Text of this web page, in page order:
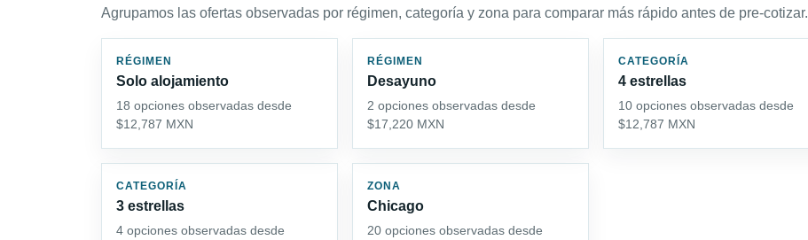
Agrupamos las ofertas observadas por régimen, categoría y zona para comparar más rápido antes de pre-cotizar.
RÉGIMEN
Solo alojamiento
18 opciones observadas desde
$12,787 MXN
RÉGIMEN
Desayuno
2 opciones observadas desde
$17,220 MXN
CATEGORÍA
4 estrellas
10 opciones observadas desde
$12,787 MXN
CATEGORÍA
3 estrellas
4 opciones observadas desde
ZONA
Chicago
20 opciones observadas desde